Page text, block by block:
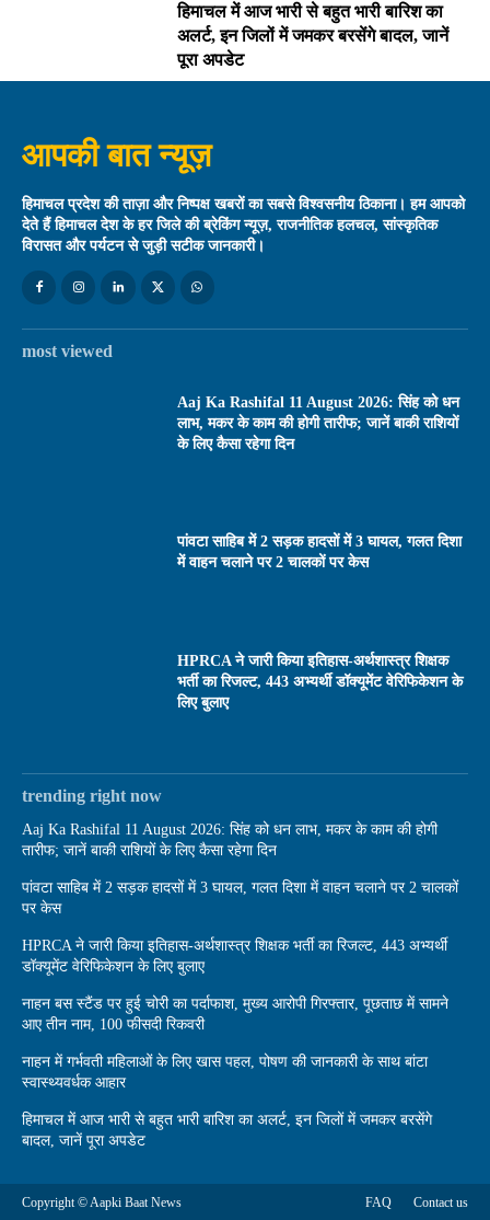
हिमाचल में आज भारी से बहुत भारी बारिश का
अलर्ट, इन जिलों में जमकर बरसेंगे बादल, जानें
पूरा अपडेट
आपकी बात न्यूज़
हिमाचल प्रदेश की ताज़ा और निष्पक्ष खबरों का सबसे विश्वसनीय ठिकाना। हम आपको
देते हैं हिमाचल देश के हर जिले की ब्रेकिंग न्यूज़, राजनीतिक हलचल, सांस्कृतिक
विरासत और पर्यटन से जुड़ी सटीक जानकारी।
most viewed
Aaj Ka Rashifal 11 August 2026: सिंह को धन
लाभ, मकर के काम की होगी तारीफ; जानें बाकी राशियों
के लिए कैसा रहेगा दिन
पांवटा साहिब में 2 सड़क हादसों में 3 घायल, गलत दिशा
में वाहन चलाने पर 2 चालकों पर केस
HPRCA ने जारी किया इतिहास-अर्थशास्त्र शिक्षक
भर्ती का रिजल्ट, 443 अभ्यर्थी डॉक्यूमेंट वेरिफिकेशन के
लिए बुलाए
trending right now
Aaj Ka Rashifal 11 August 2026: सिंह को धन लाभ, मकर के काम की होगी
तारीफ; जानें बाकी राशियों के लिए कैसा रहेगा दिन
पांवटा साहिब में 2 सड़क हादसों में 3 घायल, गलत दिशा में वाहन चलाने पर 2 चालकों
पर केस
HPRCA ने जारी किया इतिहास-अर्थशास्त्र शिक्षक भर्ती का रिजल्ट, 443 अभ्यर्थी
डॉक्यूमेंट वेरिफिकेशन के लिए बुलाए
नाहन बस स्टैंड पर हुई चोरी का पर्दाफाश, मुख्य आरोपी गिरफ्तार, पूछताछ में सामने
आए तीन नाम, 100 फीसदी रिकवरी
नाहन में गर्भवती महिलाओं के लिए खास पहल, पोषण की जानकारी के साथ बांटा
स्वास्थ्यवर्धक आहार
हिमाचल में आज भारी से बहुत भारी बारिश का अलर्ट, इन जिलों में जमकर बरसेंगे
बादल, जानें पूरा अपडेट
Copyright © Aapki Baat News FAQ Contact us